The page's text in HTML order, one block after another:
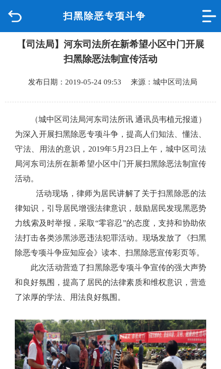
扫黑除恶专项斗争
品质城中
政府信息公开
互动回应
数据专题
【司法局】河东司法所在新希望小区中门开展
扫黑除恶法制宣传活动
发布日期：2019-05-24 09:53 来源：城中区司法局
（城中区司法局河东司法所讯 通讯员韦植元报道）
为深入开展扫黑除恶专项斗争，提高人们知法、懂法、
守法、用法的意识， 2019年5 月 23 日上午，城中区司法
局河东司法所在新希望小区中门开展扫黑除恶法制宣传
活动。
活动现场，律师为居民讲解了关于扫黑除恶的法
律知识，引导居民增强法律意识，鼓励居民发现黑恶势
力线索及时举报，采取“零容忍”的态度，支持和协助依
法打击各类涉黑涉恶违法犯罪活动。现场发放了《扫黑
除恶专项斗争应知应会》读本、扫黑除恶宣传彩页等。
此次活动营造了扫黑除恶专项斗争宣传的强大声势
和良好氛围，提高了居民的法律素质和维权意识，营造
了浓厚的学法、用法良好氛围。